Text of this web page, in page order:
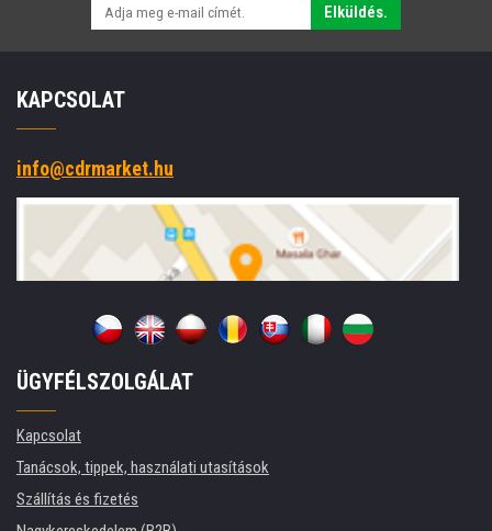
Elküldés.
KAPCSOLAT
info@cdrmarket.hu
ÜGYFÉLSZOLGÁLAT
Kapcsolat
Tanácsok, tippek, használati utasítások
Szállítás és fizetés